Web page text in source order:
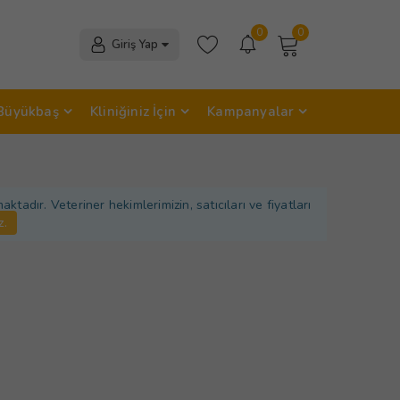
0
0
Giriş Yap
Kliniğiniz İçin Kampanyalar
Veteriner hekimlerimizin, satıcıları ve fiyatları